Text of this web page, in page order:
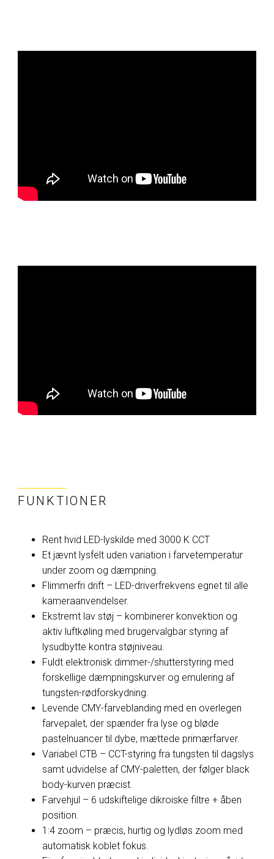
FUNKTIONER
Rent hvid LED-lyskilde med 3000 K CCT
Et jævnt lysfelt uden variation i farvetemperatur
under zoom og dæmpning.
Flimmerfri drift – LED-driverfrekvens egnet til alle
kameraanvendelser.
Ekstremt lav støj – kombinerer konvektion og
aktiv luftkøling med brugervalgbar styring af
lysudbytte kontra støjniveau.
Fuldt elektronisk dimmer-/shutterstyring med
forskellige dæmpningskurver og emulering af
tungsten-rødforskydning.
Levende CMY-farveblanding med en overlegen
farvepalet, der spænder fra lyse og bløde
pastelnuancer til dybe, mættede primærfarver.
Variabel CTB – CCT-styring fra tungsten til dagslys
samt udvidelse af CMY-paletten, der følger black
body-kurven præcist.
Farvehjul – 6 udskiftelige dikroiske filtre + åben
position.
1:4 zoom – præcis, hurtig og lydløs zoom med
automatisk koblet fokus.